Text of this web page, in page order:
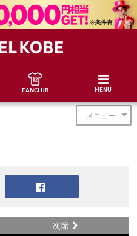
FANCLUB MENU
メニュー
次節